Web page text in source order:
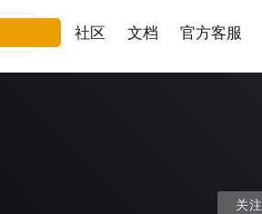
社区 文档 官方客服
关注